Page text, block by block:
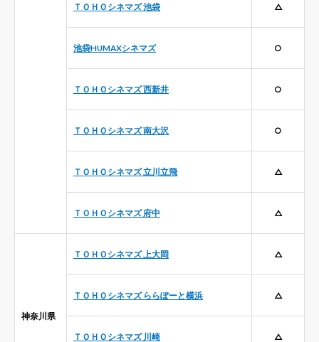
ＴＯＨＯシネマズ 池袋 △
池袋HUMAXシネマズ ○
ＴＯＨＯシネマズ 西新井 ○
ＴＯＨＯシネマズ 南大沢 ○
ＴＯＨＯシネマズ 立川立飛 △
ＴＯＨＯシネマズ 府中 △
神奈川県
ＴＯＨＯシネマズ 上大岡 △
ＴＯＨＯシネマズ ららぽーと横浜 △
ＴＯＨＯシネマズ 川崎 △